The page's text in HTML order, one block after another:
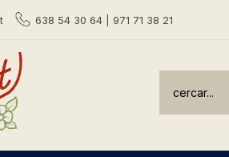
638 54 30 64 | 971 71 38 21